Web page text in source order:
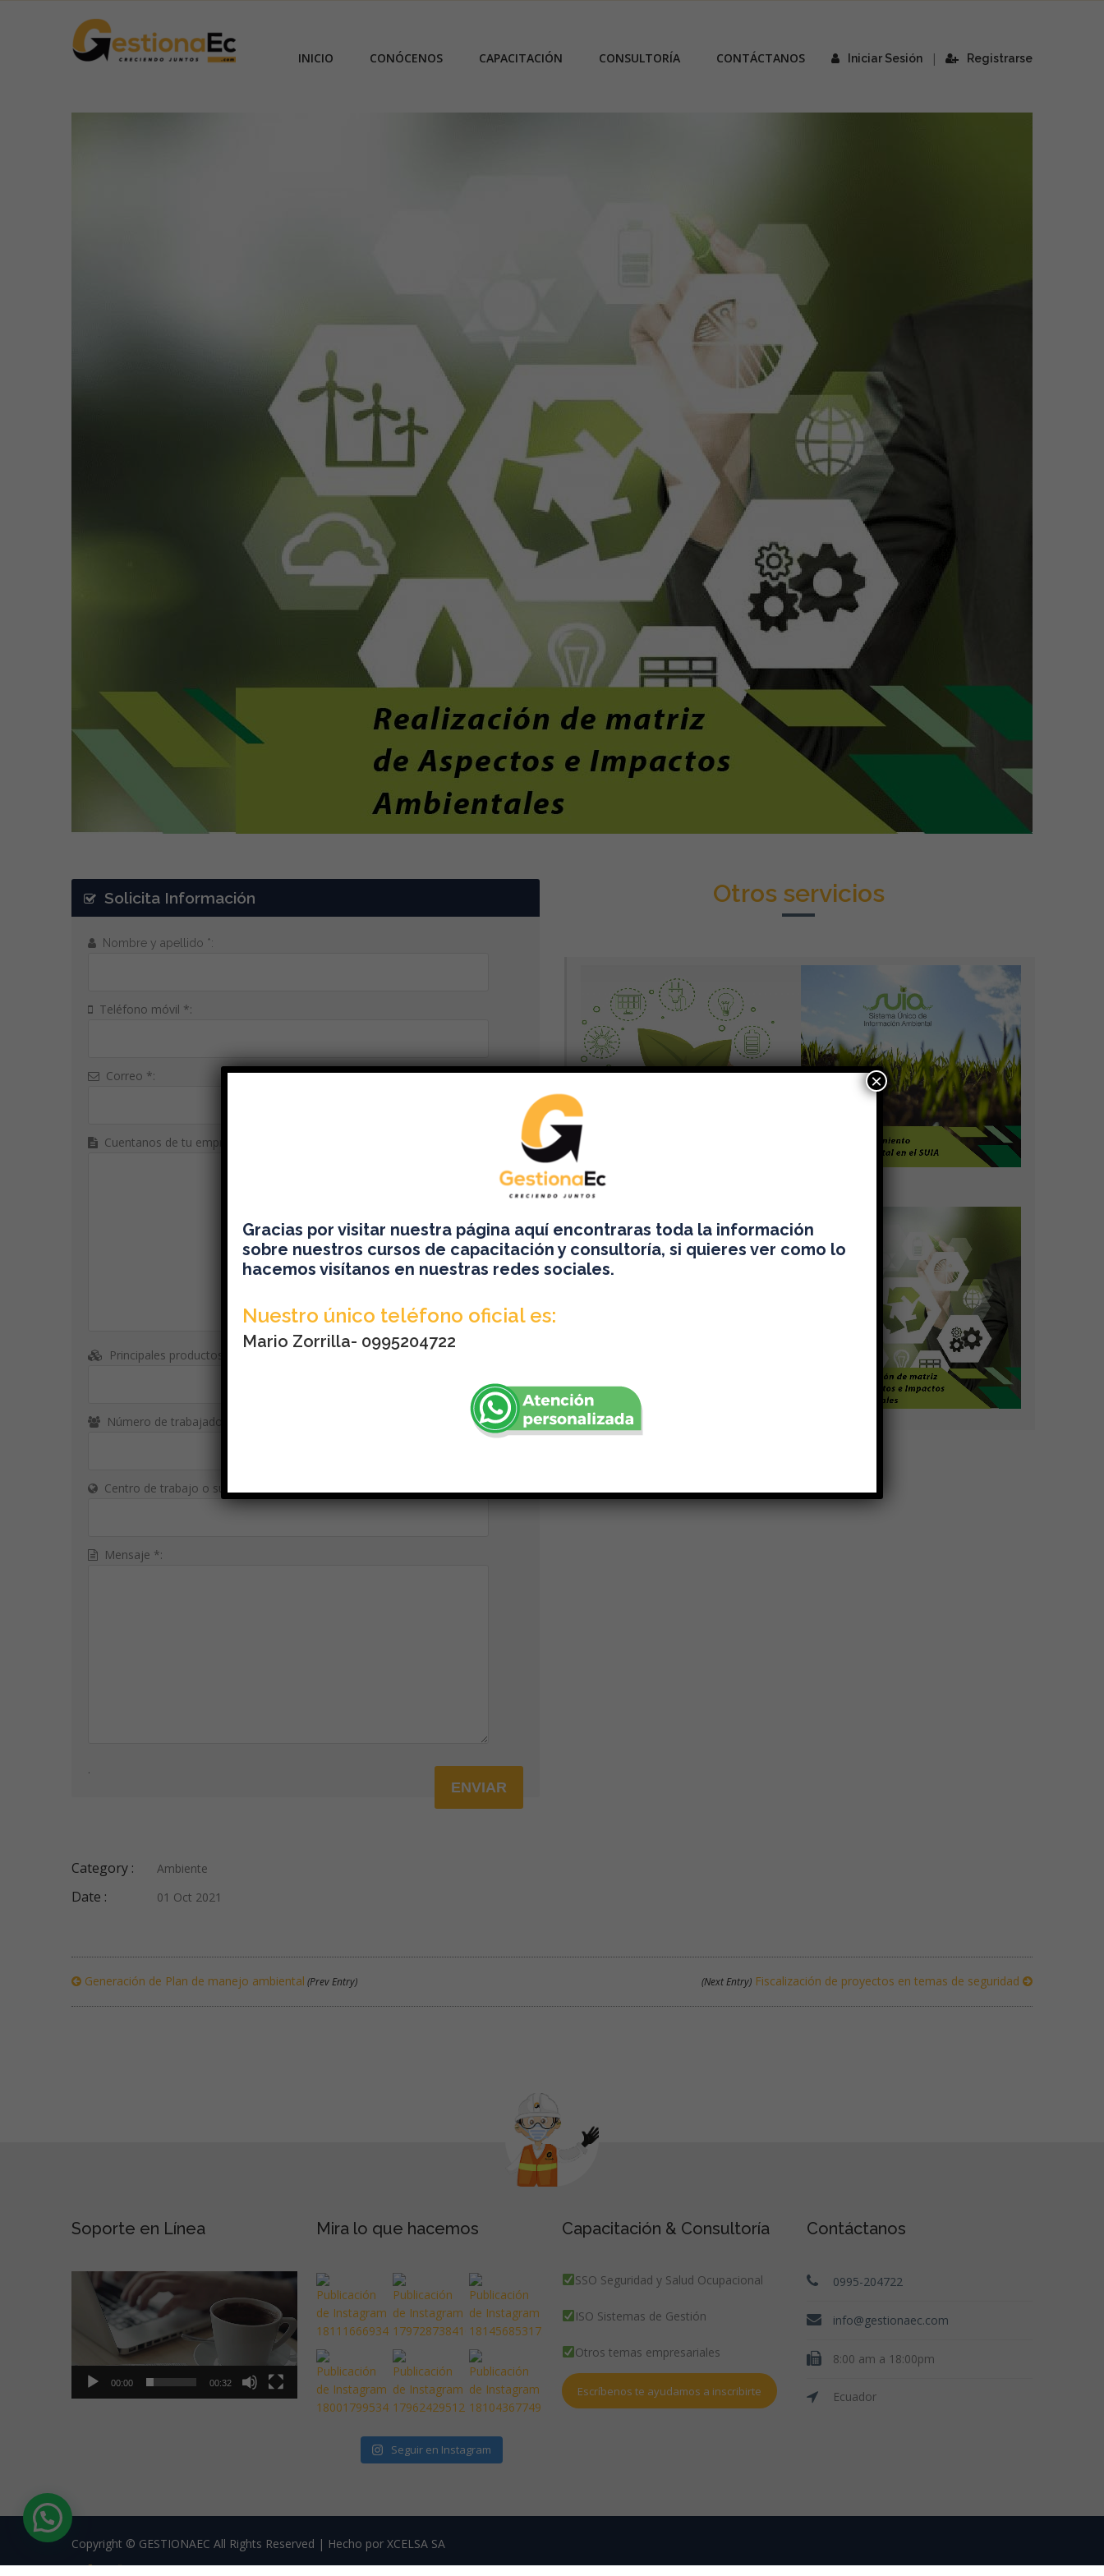
Iniciar Sesión | Registrarse
INICIO CONÓCENOS CAPACITACIÓN CONSULTORÍA CONTÁCTANOS
Solicita Información
Nombre y apellido *:
Teléfono móvil *:
Correo *:
Cuentanos de tu empresa:
Principales productos:
Número de trabajadores:
Centro de trabajo o sucursales:
Mensaje *:
.
Otros servicios
INFORMES CUMPLIMIENTO AMBIENTALCUMPLIMIENTO AMBIENTAL EN EL SUIA
DECLARACIÓN ANUAL DE DESECHOS PELIGROSOS
ELABORACIÓN Y APROBACIÓN DE
GENERACIÓN DE PLAN DE MANEJO
REALIZACIÓN DE MATRIZ DE
REGISTRO DE GENERADOR DESECHOS PELIGROSOS
Category : Ambiente
Date : 01 Oct 2021
Generación de Plan de manejo ambiental (Prev Entry) (Next Entry) Fiscalización de proyectos en temas de seguridad
Soporte en Línea
Reproductor
00:00 00:32
Mira lo que hacemos
Seguir en Instagram
Capacitación & Consultoría
SSO Seguridad y Salud Ocupacional
ISO Sistemas de Gestión
Otros temas empresariales
Escríbenos te ayudamos a inscribirte
Contáctanos
0995-204722
info@gestionaec.com
8:00 am a 18:00pm
Ecuador
Copyright © GESTIONAEC All Rights Reserved | Hecho por XCELSA SA
Gracias por visitar nuestra página aquí encontraras toda la información
sobre nuestros cursos de capacitación y consultoría, si quieres ver como lo
hacemos visítanos en nuestras redes sociales.
Nuestro único teléfono oficial es:
Mario Zorrilla- 0995204722
×